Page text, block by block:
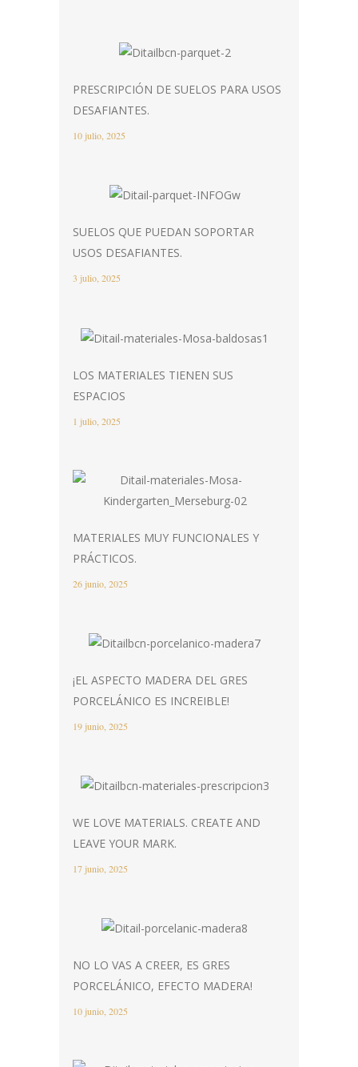
PRESCRIPCIÓN DE SUELOS PARA USOS
DESAFIANTES.
10 julio, 2025
SUELOS QUE PUEDAN SOPORTAR
USOS DESAFIANTES.
3 julio, 2025
LOS MATERIALES TIENEN SUS
ESPACIOS
1 julio, 2025
MATERIALES MUY FUNCIONALES Y
PRÁCTICOS.
26 junio, 2025
¡EL ASPECTO MADERA DEL GRES
PORCELÁNICO ES INCREIBLE!
19 junio, 2025
WE LOVE MATERIALS. CREATE AND
LEAVE YOUR MARK.
17 junio, 2025
NO LO VAS A CREER, ES GRES
PORCELÁNICO, EFECTO MADERA!
10 junio, 2025